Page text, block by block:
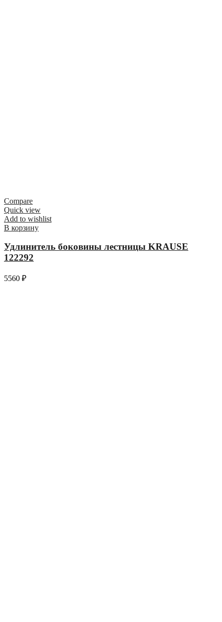
Compare
Quick view
Add to wishlist
В корзину
Удлинитель боковины лестницы KRAUSE
122292
5560 ₽